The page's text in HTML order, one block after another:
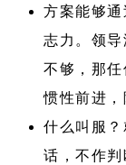
方案能够
志力。领
不够，那
惯性前进，
什么叫服
话，不作